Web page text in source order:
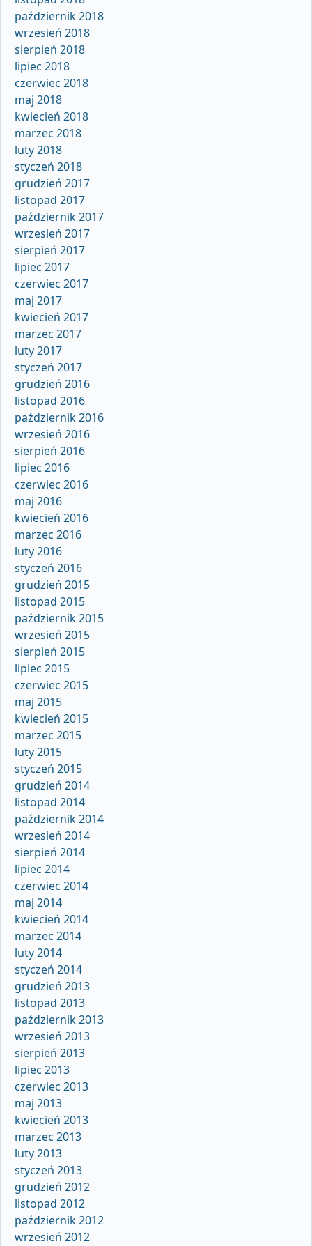
październik 2018
wrzesień 2018
sierpień 2018
lipiec 2018
czerwiec 2018
maj 2018
kwiecień 2018
marzec 2018
luty 2018
styczeń 2018
grudzień 2017
listopad 2017
październik 2017
wrzesień 2017
sierpień 2017
lipiec 2017
czerwiec 2017
maj 2017
kwiecień 2017
marzec 2017
luty 2017
styczeń 2017
grudzień 2016
listopad 2016
październik 2016
wrzesień 2016
sierpień 2016
lipiec 2016
czerwiec 2016
maj 2016
kwiecień 2016
marzec 2016
luty 2016
styczeń 2016
grudzień 2015
listopad 2015
październik 2015
wrzesień 2015
sierpień 2015
lipiec 2015
czerwiec 2015
maj 2015
kwiecień 2015
marzec 2015
luty 2015
styczeń 2015
grudzień 2014
listopad 2014
październik 2014
wrzesień 2014
sierpień 2014
lipiec 2014
czerwiec 2014
maj 2014
kwiecień 2014
marzec 2014
luty 2014
styczeń 2014
grudzień 2013
listopad 2013
październik 2013
wrzesień 2013
sierpień 2013
lipiec 2013
czerwiec 2013
maj 2013
kwiecień 2013
marzec 2013
luty 2013
styczeń 2013
grudzień 2012
listopad 2012
październik 2012
wrzesień 2012